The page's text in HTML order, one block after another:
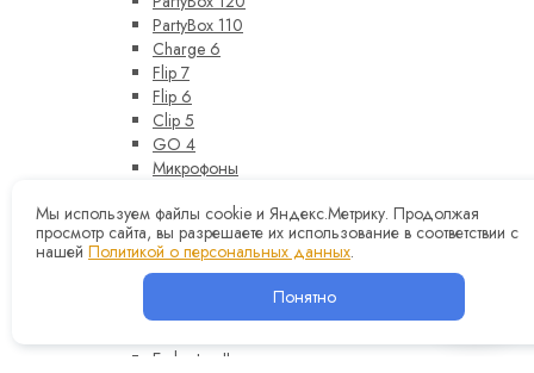
PartyBox 110
Charge 6
Flip 7
Flip 6
Clip 5
GO 4
Микрофоны
Вся акустика Marshall
Stanmore III
Acton III
Emberton II
Мы используем файлы cookie и Яндекс.Метрику. Продолжая
просмотр сайта, вы разрешаете их использование в соответствии с
нашей Политикой о персональных данных.
Понятно